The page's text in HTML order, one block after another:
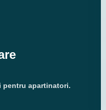
apartinatori.